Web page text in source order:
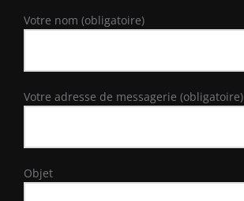
Votre nom (obligatoire)
Votre adresse de messagerie (obligatoire)
Objet